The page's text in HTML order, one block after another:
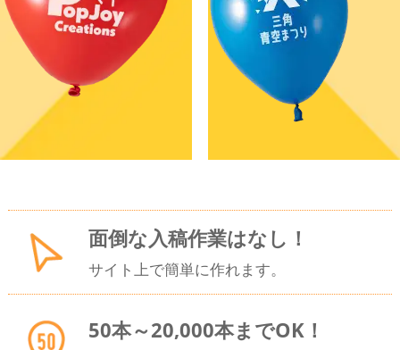
面倒な入稿作業はなし！
サイト上で簡単に作れます。
50本～20,000本までOK！